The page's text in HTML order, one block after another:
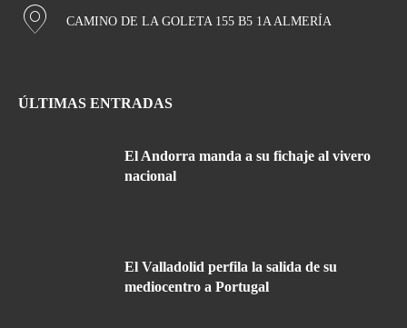
CAMINO DE LA GOLETA 155 B5 1A ALMERÍA
ÚLTIMAS ENTRADAS
El Andorra manda a su fichaje al vivero
nacional
El Valladolid perfila la salida de su
mediocentro a Portugal